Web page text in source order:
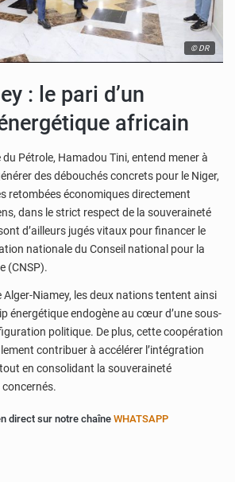
© DR
: le pari d’un
africain
Pétrole, Hamadou Tini, entend mener à
des débouchés concrets pour le Niger,
retombées économiques directement
dans le strict respect de la souveraineté
d’ailleurs jugés vitaux pour financer le
nationale du Conseil national pour la
(CNSP).
Niamey, les deux nations tentent ainsi
énergétique endogène au cœur d’une sous-
politique. De plus, cette coopération
contribuer à accélérer l’intégration
en consolidant la souveraineté
direct sur notre chaîne WHATSAPP